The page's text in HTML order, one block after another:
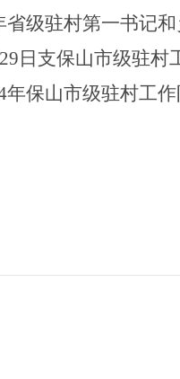
省级驻村第一书记
29 日支保山市级驻村
年保山市级驻村工